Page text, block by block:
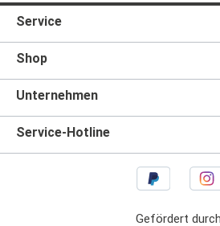
Service
Shop
Unternehmen
Service-Hotline
Gefördert